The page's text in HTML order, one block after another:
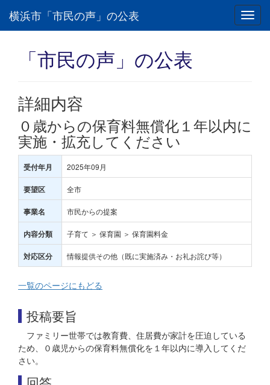
横浜市「市民の声」の公表
「市民の声」の公表
詳細内容
０歳からの保育料無償化１年以内に
実施・拡充してください
受付年月 2025年09月
要望区 全市
事業名 市民からの提案
内容分類 子育て ＞ 保育園 ＞ 保育園料金
対応区分 情報提供その他（既に実施済み・お礼お詫び等）
一覧のページにもどる
投稿要旨
ファミリー世帯では教育費、住居費が家計を圧迫している
ため、０歳児からの保育料無償化を１年以内に導入してくだ
さい。